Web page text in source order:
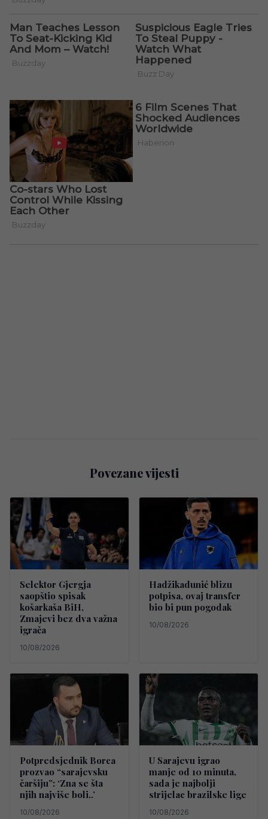
Povezane vijesti
Selektor Gjergja
saopštio spisak
košarkaša BiH,
Zmajevi bez dva važna
igrača
10/08/2026
Hadžikadunić blizu
potpisa, ovaj transfer
bio bi pun pogodak
10/08/2026
Potpredsjednik Borca
prozvao “sarajevsku
čaršiju”: ‘Zna se šta
njih najviše boli..’
10/08/2026
U Sarajevu igrao
manje od 10 minuta,
sada je najbolji
strijelac brazilske lige
10/08/2026